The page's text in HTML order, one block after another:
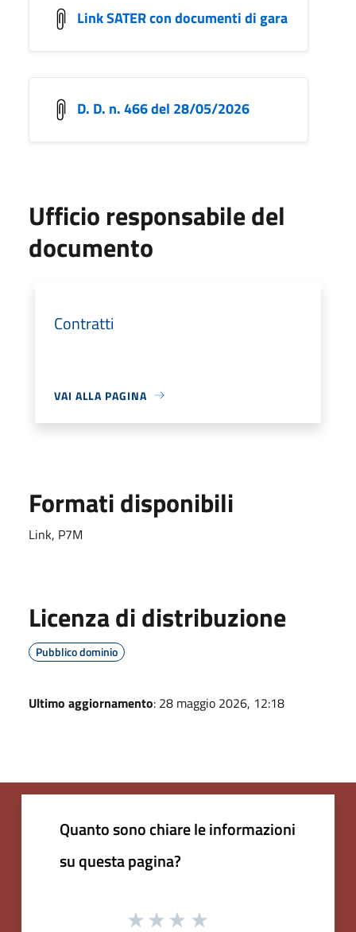
Link SATER con documenti di gara
D. D. n. 466 del 28/05/2026
Ufficio responsabile del
documento
Contratti
VAI ALLA PAGINA
Formati disponibili
Link, P7M
Licenza di distribuzione
Pubblico dominio
Ultimo aggiornamento: 28 maggio 2026, 12:18
Quanto sono chiare le informazioni
su questa pagina?